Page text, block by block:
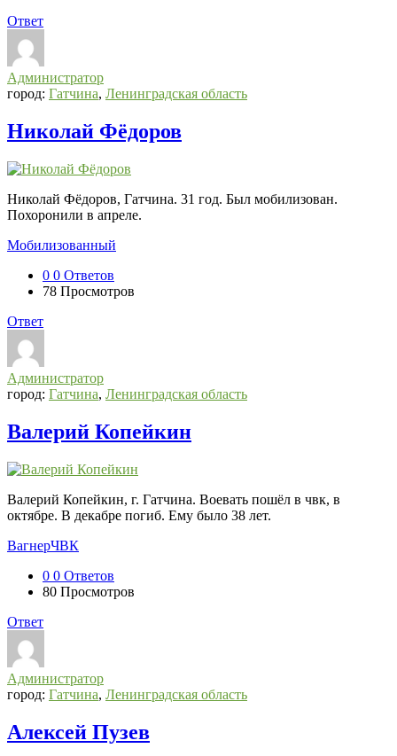
Ответ
Администратор
город: Гатчина, Ленинградская область
Николай Фёдоров
Николай Фёдоров, Гатчина. 31 год. Был мобилизован.
Похоронили в апреле.
Мобилизованный
0 0 Ответов
78 Просмотров
Ответ
Администратор
город: Гатчина, Ленинградская область
Валерий Копейкин
Валерий Копейкин, г. Гатчина. Воевать пошёл в чвк, в
октябре. В декабре погиб. Ему было 38 лет.
ВагнерЧВК
0 0 Ответов
80 Просмотров
Ответ
Администратор
город: Гатчина, Ленинградская область
Алексей Пузев